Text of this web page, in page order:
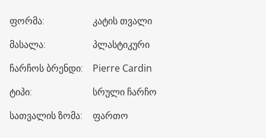
ფორმა:
კატის თვალი
მასალა:
პლასტიკური
ჩარჩოს ბრენდი:
Pierre Cardin
ტიპი:
სრული ჩარჩო
სათვალის ზომა: ფართო